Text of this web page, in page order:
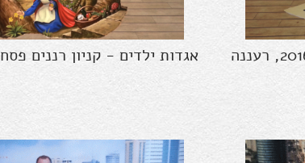
אגדות ילדים - קניון רננים פסח 2016, רעננה